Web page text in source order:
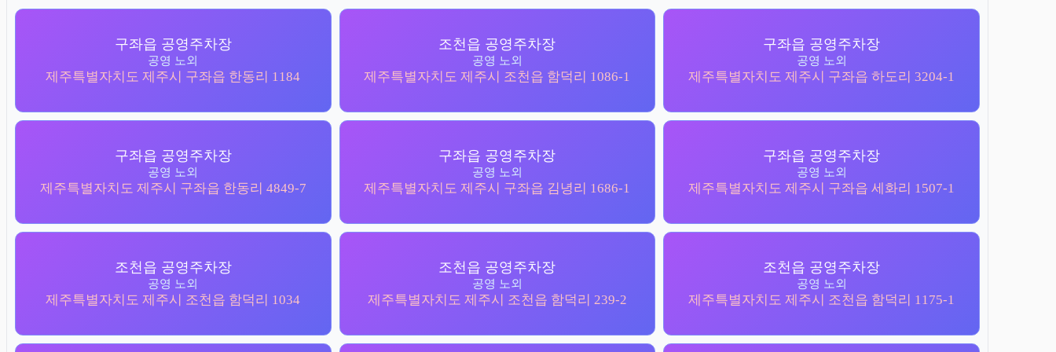
구좌읍 공영주차장
공영 노외
제주특별자치도 제주시 구좌읍 한동리 1184
조천읍 공영주차장
공영 노외
제주특별자치도 제주시 조천읍 함덕리 1086-1
구좌읍 공영주차장
공영 노외
제주특별자치도 제주시 구좌읍 하도리 3204-1
구좌읍 공영주차장
공영 노외
제주특별자치도 제주시 구좌읍 한동리 4849-7
구좌읍 공영주차장
공영 노외
제주특별자치도 제주시 구좌읍 김녕리 1686-1
구좌읍 공영주차장
공영 노외
제주특별자치도 제주시 구좌읍 세화리 1507-1
조천읍 공영주차장
공영 노외
제주특별자치도 제주시 조천읍 함덕리 1034
조천읍 공영주차장
공영 노외
제주특별자치도 제주시 조천읍 함덕리 239-2
조천읍 공영주차장
공영 노외
제주특별자치도 제주시 조천읍 함덕리 1175-1